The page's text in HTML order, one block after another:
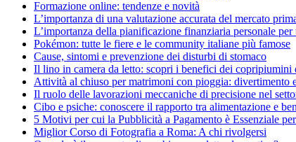
Formazione online: tendenze e novità
L’importanza di una valutazione accurata del mercato
L’importanza della pianificazione finanziaria personale
Pokémon: tutte le fiere e le community italiane più famose
Cause, sintomi e prevenzione dei disturbi di stomaco
Il lino in camera da letto: scopri i benefici dei copripiumini
Attività al chiuso per matrimoni con pioggia: divertimento
Il ruolo delle lavorazioni meccaniche di precisione nel
Cibo e psiche: conoscere il rapporto tra alimentazione e
5 Motivi per cui la Pubblicità a Pagamento è Essenziale
Miglior Corso di Fotografia a Roma: A chi rivolgersi